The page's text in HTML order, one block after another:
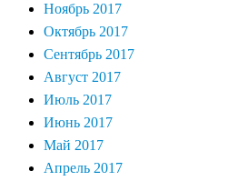
Ноябрь 2017
Октябрь 2017
Сентябрь 2017
Август 2017
Июль 2017
Июнь 2017
Май 2017
Апрель 2017